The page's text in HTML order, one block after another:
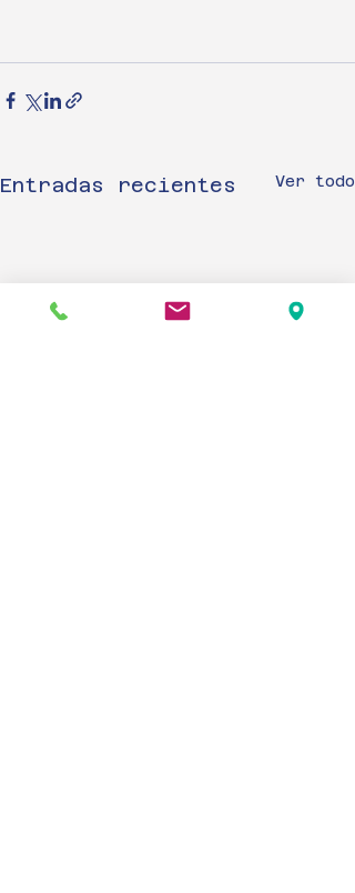
Entradas recientes Ver todo